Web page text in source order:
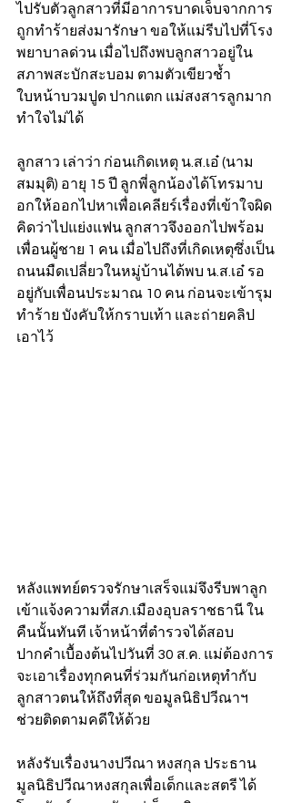
ไปรับตัวลูกสาวที่มีอาการบาดเจ็บจากการ
ถูกทำร้ายส่งมารักษา ขอให้แม่รีบไปที่โรง
พยาบาลด่วน เมื่อไปถึงพบลูกสาวอยู่ใน
สภาพสะบักสะบอม ตามตัวเขียวช้ำ
ใบหน้าบวมปูด ปากแตก แม่สงสารลูกมาก
ทำใจไม่ได้
ลูกสาว เล่าว่า ก่อนเกิดเหตุ น.ส.เอ๋ (นาม
สมมุติ) อายุ 15 ปี ลูกพี่ลูกน้องได้โทรมาบ
อกให้ออกไปหาเพื่อเคลียร์เรื่องที่เข้าใจผิด
คิดว่าไปแย่งแฟน ลูกสาวจึงออกไปพร้อม
เพื่อนผู้ชาย 1 คน เมื่อไปถึงที่เกิดเหตุซึ่งเป็น
ถนนมืดเปลี่ยวในหมู่บ้านได้พบ น.ส.เอ๋ รอ
อยู่กับเพื่อนประมาณ 10 คน ก่อนจะเข้ารุม
ทำร้าย บังคับให้กราบเท้า และถ่ายคลิป
เอาไว้
หลังแพทย์ตรวจรักษาเสร็จแม่จึงรีบพาลูก
เข้าแจ้งความที่สภ.เมืองอุบลราชธานี ใน
คืนนั้นทันที เจ้าหน้าที่ตำรวจได้สอบ
ปากคำเบื้องต้นไปวันที่ 30 ส.ค. แม่ต้องการ
จะเอาเรื่องทุกคนที่ร่วมกันก่อเหตุทำกับ
ลูกสาวตนให้ถึงที่สุด ขอมูลนิธิปวีณาฯ
ช่วยติดตามคดีให้ด้วย
หลังรับเรื่องนางปวีณา หงสกุล ประธาน
มูลนิธิปวีณาหงสกุลเพื่อเด็กและสตรี ได้